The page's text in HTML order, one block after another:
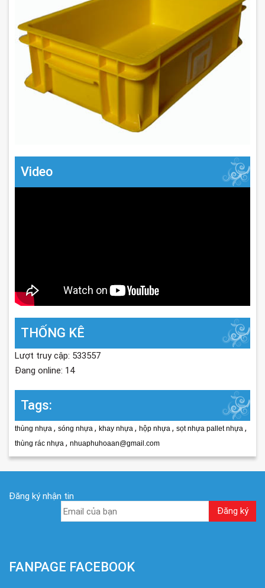
Video
THỐNG KÊ
Lượt truy cập: 533557
Đang online: 14
Tags:
thùng nhựa , sóng nhựa , khay nhựa , hộp nhựa , sọt nhựa pallet nhựa ,
thùng rác nhựa , nhuaphuhoaan@gmail.com
Đăng ký nhận tin
FANPAGE FACEBOOK